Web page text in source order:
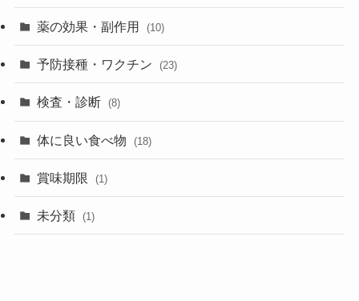
薬の効果・副作用 (10)
予防接種・ワクチン (23)
検査・診断 (8)
体に良い食べ物 (18)
賞味期限 (1)
未分類 (1)